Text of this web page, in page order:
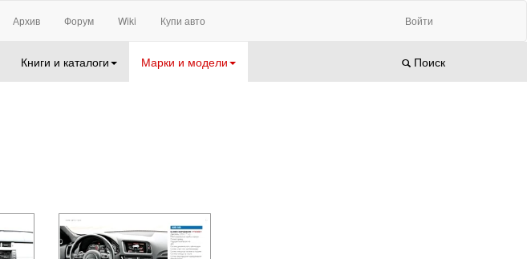
Архив Форум Wiki Купи авто Войти
Книги и каталоги Марки и модели Поиск